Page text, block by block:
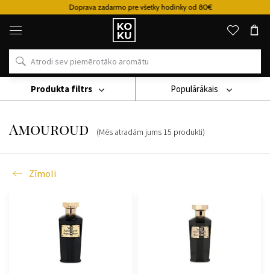
Doprava zadarmo pre všetky hodinky od 80€
Oriģinālie
parfimērijas
izstrādājumi
un
pulksteņi
vietā
Zīmoli
Amouroud
Amouroud (Mēs atradām jums 15 produkti)
Populārākais
Zīmoli
Produkta filtrs